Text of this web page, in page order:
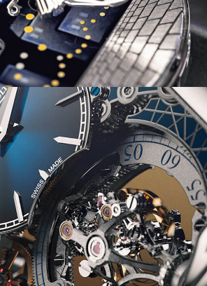
進化するソーシャルに寄り添いたい。
た時間から解き放たれつつある世代の
豊かに彩る『AdvancedTime』が発信する
、より速やかに、活用できる
員組織を設けました。
会員に登録すると、プレゼント応募情報
な会員限定イベント、ブランドのエクス
の紹介など、特別なコンテンツ情報を
届け致します。更に『AdvancedTime』
ンのご案内もあり、送付手数料のみを
でお手元で『AdvancedTime』をお楽し